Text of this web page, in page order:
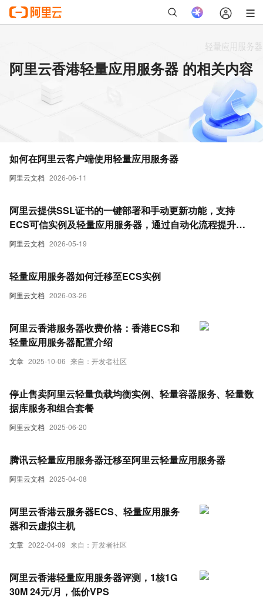
阿里云香港轻量应用服务器 的相关内容
阿里云文档 2026-06-11
如何在阿里云客户端使用轻量应用服务器
阿里云文档 2026-05-19
阿里云提供SSL证书的一键部署和手动更新功能，支持
ECS可信实例及轻量应用服务器，通过自动化流程提升部
署效率并降低配置风险。
阿里云文档 2026-03-26
轻量应用服务器如何迁移至ECS实例
文章 2025-10-06 来自：开发者社区
阿里云香港服务器收费价格：香港ECS和
轻量应用服务器配置介绍
阿里云文档 2025-06-20
停止售卖阿里云轻量负载均衡实例、轻量容器服务、轻量数
据库服务和组合套餐
阿里云文档 2025-04-08
腾讯云轻量应用服务器迁移至阿里云轻量应用服务器
文章 2022-04-09 来自：开发者社区
阿里云香港云服务器ECS、轻量应用服务
器和云虚拟主机
阿里云香港轻量应用服务器评测，1核1G
30M 24元/月，低价VPS